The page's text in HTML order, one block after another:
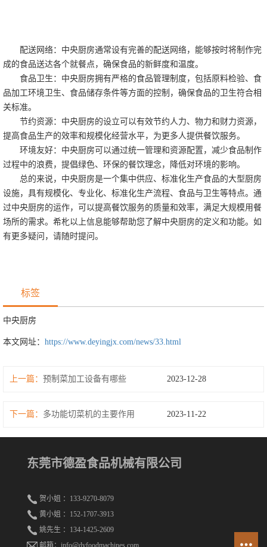
配送网络：中央厨房通常设有完善的配送网络，能够按时将制作完
成的食品送达各个就餐点，确保食品的新鲜度和温度。
食品卫生：中央厨房拥有严格的食品管理制度，包括原料检验、食
品加工环境卫生、食品储存条件等方面的控制，确保食品的卫生符合相
关标准。
节约资源：中央厨房的设立可以有效节约人力、物力和财力资源，
提高食品生产的效率和规模化经营水平，为更多人提供餐饮服务。
环境友好：中央厨房可以通过统一管理和资源配置，减少食品制作
过程中的浪费，提倡绿色、环保的餐饮理念，降低对环境的影响。
总的来说，中央厨房是一个集中供应、标准化生产食品的大型厨房
设施，具有规模化、专业化、标准化生产流程、食品与卫生等特点。通
过中央厨房的运作，可以提高餐饮服务的质量和效率，满足大规模用餐
场所的需求。希朼以上信息能够帮助您了解中央厨房的定义和功能。如
有更多疑问，请随时提问。
标签
中央厨房
本文网址： https://www.deyingjx.com/news/33.html
上一篇： 预制菜加工设备有哪些 2023-12-28
下一篇： 多功能切菜机的主要作用 2023-11-22
东莞市德盈食品机械有限公司
贺小姐 ：133-9270-8079
黄小姐 ：152-1707-3913
姚先生 ：134-1425-2609
邮箱：info@dyfoodmachines.com